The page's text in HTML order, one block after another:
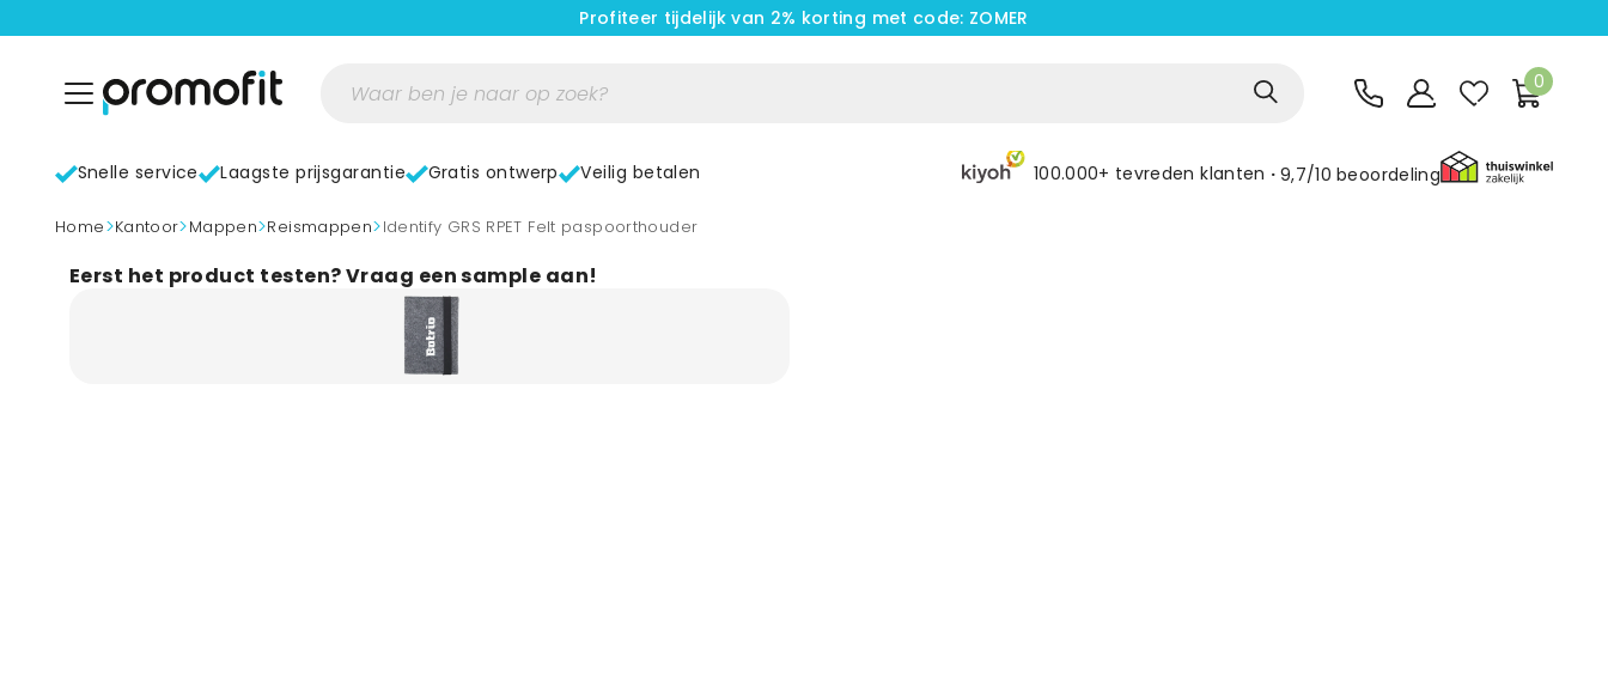
Profiteer tijdelijk van 2% korting met code: ZOMER
0
Snelle service Laagste prijsgarantie Gratis ontwerp Veilig betalen 100.000+ tevreden klanten 9,7/10 beoordeling
home> Kantoor> Mappen> Reismappen> Identify GRS RPET Felt paspoorthouder
Eerst het product testen? Vraag een sample aan!